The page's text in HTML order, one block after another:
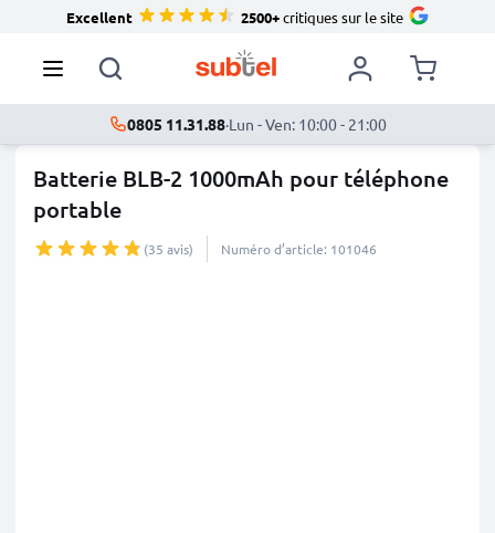
Excellent 2500+critiques sur le site
0805 11.31.88·Lun - Ven: 10:00 - 21:00
Batterie BLB-2 1000mAh pour téléphone
portable
(35 avis) Numéro d’article: 101046